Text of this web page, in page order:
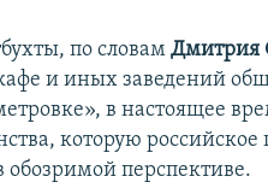
по словамДмитрия
и иных заведений
в настоящее
которую российское
обозримой перспективе.